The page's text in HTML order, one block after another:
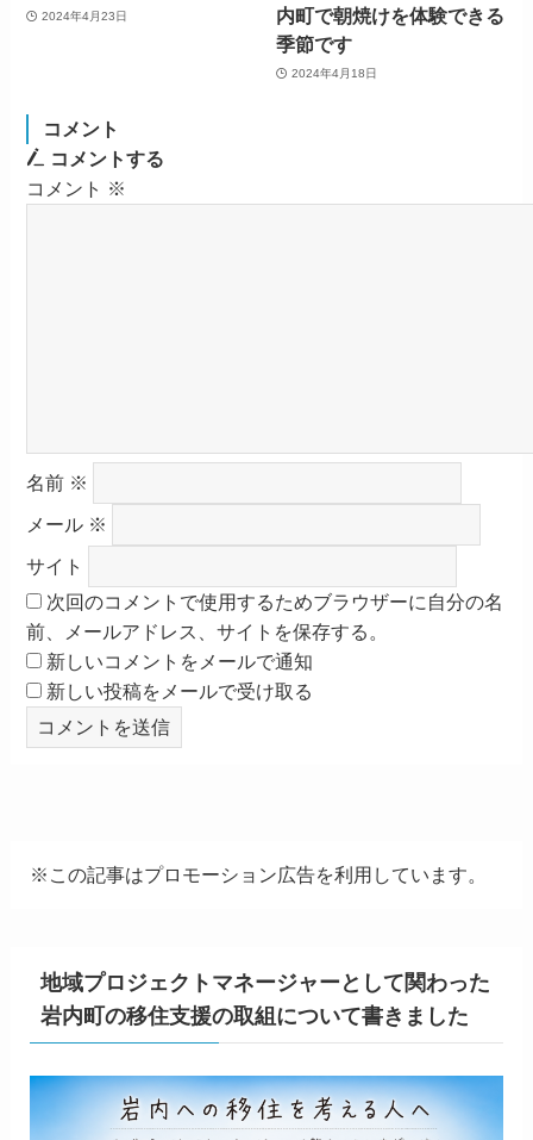
2024年4月23日
内町で朝焼けを体験できる
季節です
2024年4月18日
コメント
コメントする
コメント ※
名前 ※
メール ※
サイト
次回のコメントで使用するためブラウザーに自分の名
前、メールアドレス、サイトを保存する。
新しいコメントをメールで通知
新しい投稿をメールで受け取る
※この記事はプロモーション広告を利用しています。
地域プロジェクトマネージャーとして関わった
岩内町の移住支援の取組について書きました